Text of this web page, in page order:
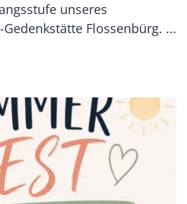
unseres
Flossenbürg. ...